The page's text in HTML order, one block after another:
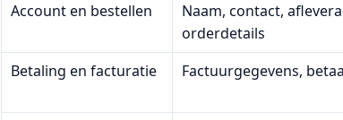
Account en bestellen
Naam, contact,
orderdetails
Betaling en facturatie Factuurgegevens,